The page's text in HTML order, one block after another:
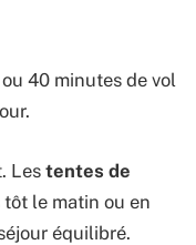
40 minutes de vol
Les tentes de
le matin ou en
équilibré.